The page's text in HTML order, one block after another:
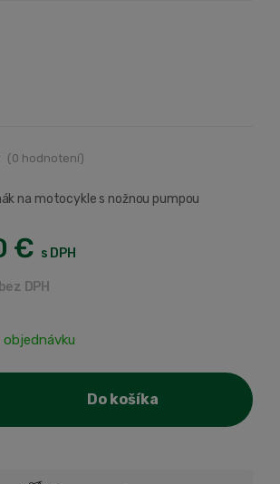
(0 hodnotení)
na motocykle s nožnou pumpou
objednávku
€ s DPH
bez DPH
Do košíka